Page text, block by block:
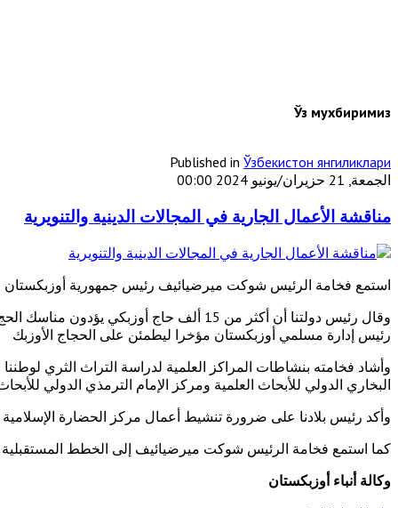
Ўз мухбиримиз
Published in Ўзбекистон янгиликлари
الجمعة, 21 حزيران/يونيو 2024 00:00
مناقشة الأعمال الجارية في المجالات الدينية والتنويرية
استمع فخامة الرئيس شوكت ميرضيائيف رئيس جمهورية أوزبكستان في 19 يونيو الحالي إلى سير الأعمال في المجالات الدينية
وقال رئيس دولتنا أن أكثر من 15 ألف حاج
رئيس إدارة مسلمي أوزبكستان مؤخرا ليطمئن على الحجاج الأوزبك
وأشاد فخامته بنشاطات المراكز العلمية لدراسة التراث الثري
البخاري الدولي للأبحاث العلمية ومركز الإمام الترمذي الدولي
وأكد رئيس بلادنا على ضرورة تنشيط أعمال مركز الحضارة الإسلامية
كما استمع فخامة الرئيس شوكت ميرضيائيف إلى الخطط المستقبلية
وكالة أنباء أوزبكستان